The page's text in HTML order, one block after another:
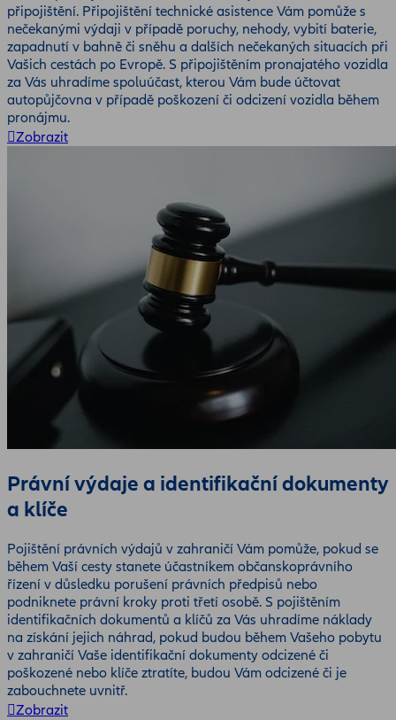
připojištění. Připojištění technické asistence Vám pomůže s
nečekanými výdaji v případě poruchy, nehody, vybití baterie,
zapadnutí v bahně či sněhu a dalších nečekaných situacích při
Vašich cestách po Evropě. S připojištěním pronajatého vozidla
za Vás uhradíme spoluúčast, kterou Vám bude účtovat
autopůjčovna v případě poškození či odcizení vozidla během
pronájmu.
Zobrazit
Právní výdaje a identifikační dokumenty
a klíče
Pojištění právních výdajů v zahraničí Vám pomůže, pokud se
během Vaší cesty stanete účastníkem občanskoprávního
řízení v důsledku porušení právních předpisů nebo
podniknete právní kroky proti třetí osobě. S pojištěním
identifikačních dokumentů a klíčů za Vás uhradíme náklady
na získání jejich náhrad, pokud budou během Vašeho pobytu
v zahraničí Vaše identifikační dokumenty odcizené či
poškozené nebo klíče ztratíte, budou Vám odcizené či je
zabouchnete uvnitř.
Zobrazit